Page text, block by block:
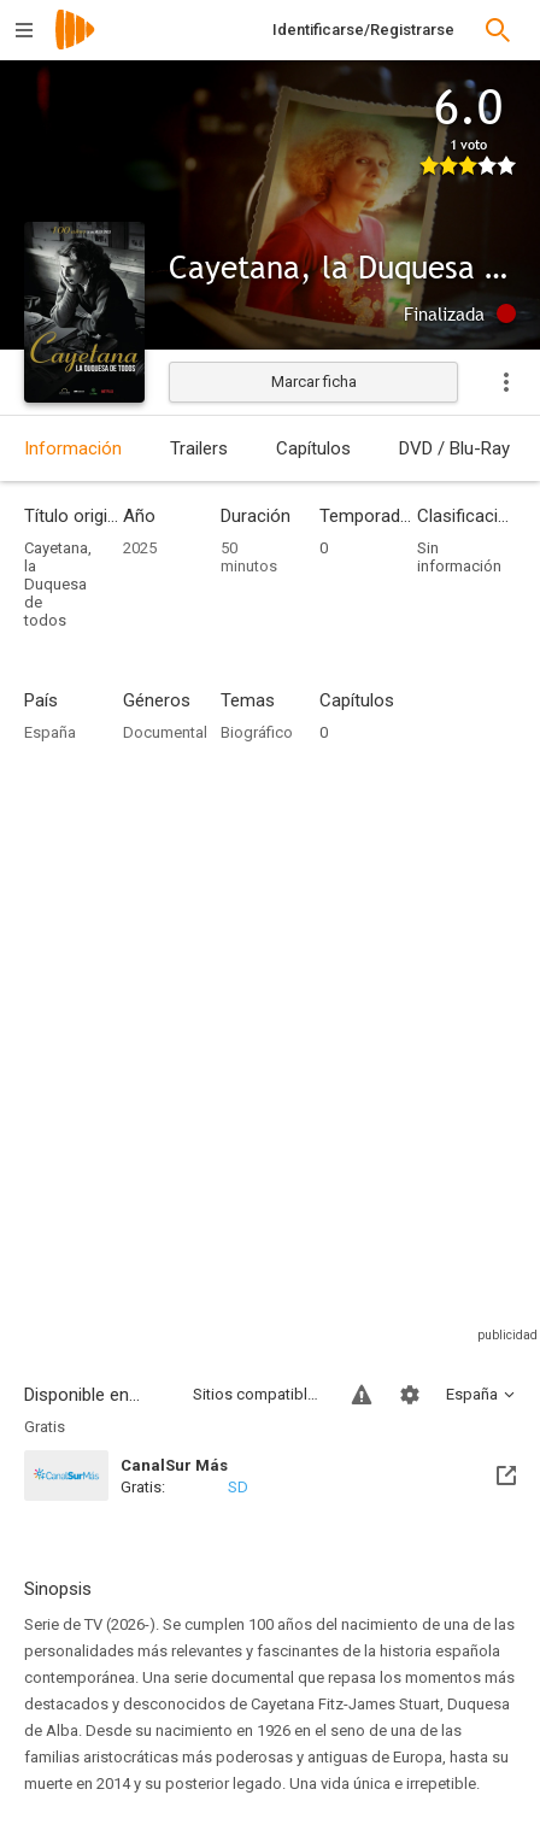
Identificarse/Registrarse
6.0
1 voto
Cayetana, la Duquesa de todos
Finalizada
Marcar ficha
Información Trailers Capítulos DVD / Blu-Ray
Título original
Cayetana,
la
Duquesa
de
todos
Año
2025
Duración
50
minutos
Temporadas
0
Clasificación por edades
Sin
información
País
España
Géneros
Documental
Temas
Biográfico
Capítulos
0
Disponible en... España
Sitios compatibles
Gratis
CanalSur Más
Gratis:
SD
Sinopsis
Serie de TV (2026-). Se cumplen 100 años del nacimiento de una de las
personalidades más relevantes y fascinantes de la historia española
contemporánea. Una serie documental que repasa los momentos más
destacados y desconocidos de Cayetana Fitz-James Stuart, Duquesa
de Alba. Desde su nacimiento en 1926 en el seno de una de las
familias aristocráticas más poderosas y antiguas de Europa, hasta su
muerte en 2014 y su posterior legado. Una vida única e irrepetible.